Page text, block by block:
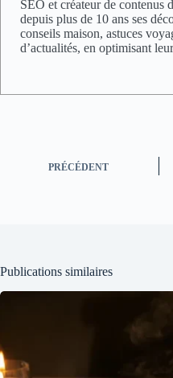
SEO et créateur de contenus
depuis plus de 10 ans ses
conseils maison, astuces
d’actualités, en optimisant
PRÉCÉDENT
Publications similaires